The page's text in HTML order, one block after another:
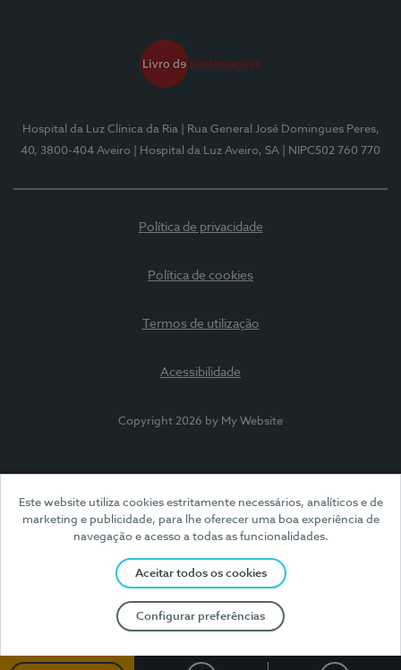
Este website utiliza cookies estritamente necessários, analíticos e de
marketing e publicidade, para lhe oferecer uma boa experiência de
navegação e acesso a todas as funcionalidades.
Aceitar todos os cookies
Configurar preferências
Hospital da Luz Clínica da Ria
| Rua General José Domingues Peres,
40, 3800-404 Aveiro
| Hospital da Luz Aveiro, SA | NIPC502 760 770
Política de privacidade
Política de cookies
Termos de utilização
Acessibilidade
Copyright 2026 by My Website